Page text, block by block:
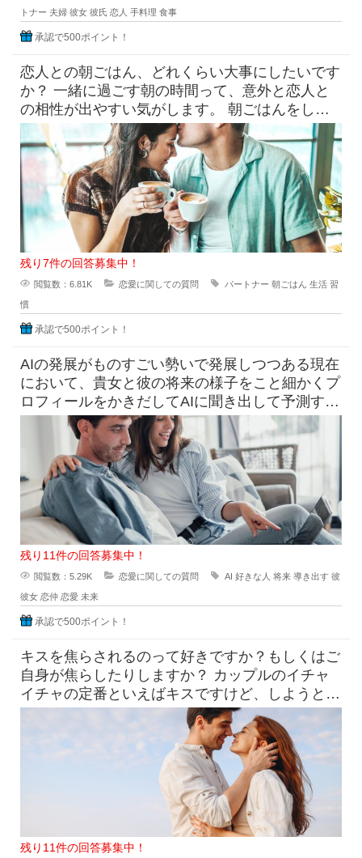
トナー 夫婦 彼女 彼氏 恋人 手料理 食事
承認で500ポイント！
恋人との朝ごはん、どれくらい大事にしたいです
か？ 一緒に過ごす朝の時間って、意外と恋人と
の相性が出やすい気がします。 朝ごはんをしっ
かり食べたい派と、ギリギ
残り7件の回答募集中！
閲覧数：6.81K 恋愛に関しての質問 パートナー 朝ごはん 生活 習
慣
承認で500ポイント！
AIの発展がものすごい勢いで発展しつつある現在
において、貴女と彼の将来の様子をこと細かくプ
ロフィールをかきだしてAIに聞き出して予測すら
できる時代になっています
残り11件の回答募集中！
閲覧数：5.29K 恋愛に関しての質問 AI 好きな人 将来 導き出す 彼
彼女 恋仲 恋愛 未来
承認で500ポイント！
キスを焦らされるのって好きですか？もしくはご
自身が焦らしたりしますか？ カップルのイチャ
イチャの定番といえばキスですけど、しようとし
てるのにだめって言われ
残り11件の回答募集中！